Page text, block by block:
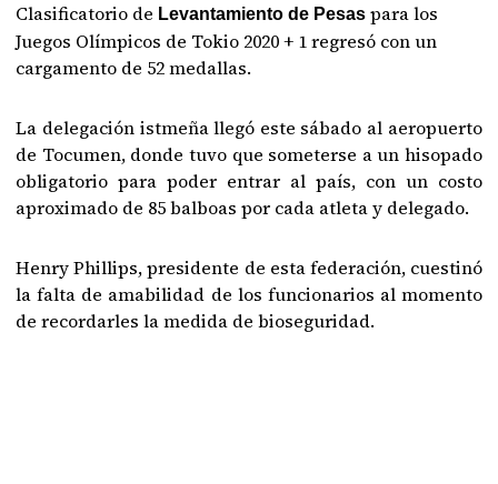
Clasificatorio de Levantamiento de Pesas para los
Juegos Olímpicos de Tokio 2020 + 1 regresó con un
cargamento de 52 medallas.
La delegación istmeña llegó este sábado al aeropuerto
de Tocumen, donde tuvo que someterse a un hisopado
obligatorio para poder entrar al país, con un costo
aproximado de 85 balboas por cada atleta y delegado.
Henry Phillips, presidente de esta federación, cuestinó
la falta de amabilidad de los funcionarios al momento
de recordarles la medida de bioseguridad.